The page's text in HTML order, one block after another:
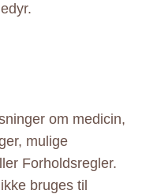
om medicin,
mulige
Forholdsregler.
bruges til